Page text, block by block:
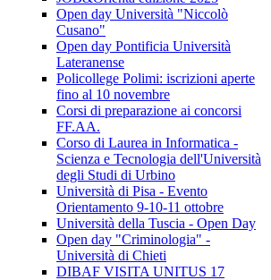
Open day Università "Niccolò
Cusano"
Open day Pontificia Università
Lateranense
Policollege Polimi: iscrizioni aperte
fino al 10 novembre
Corsi di preparazione ai concorsi
FF.AA.
Corso di Laurea in Informatica -
Scienza e Tecnologia dell'Università
degli Studi di Urbino
Università di Pisa - Evento
Orientamento 9-10-11 ottobre
Università della Tuscia - Open Day
Open day "Criminologia" -
Università di Chieti
DIBAF VISITA UNITUS 17